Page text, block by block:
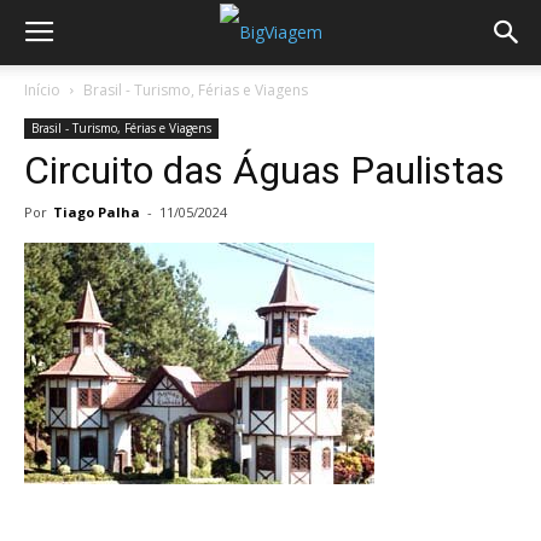
Início Brasil - Turismo, Férias e Viagens
Brasil - Turismo, Férias e Viagens
Circuito das Águas Paulistas
Por Tiago Palha - 11/05/2024